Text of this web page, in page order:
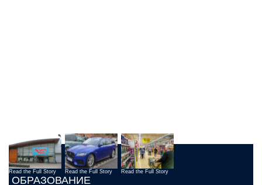
Read the Full Story Read the Full Story Read the Full Story
ОБРАЗОВАНИЕ